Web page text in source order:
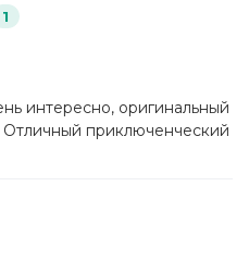
1
интересно, оригинальный
приключенческий